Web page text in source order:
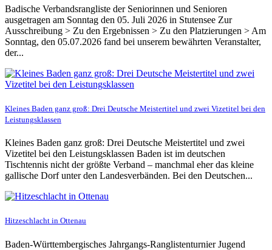
Badische Verbandsrangliste der Seniorinnen und Senioren
ausgetragen am Sonntag den 05. Juli 2026 in Stutensee Zur
Ausschreibung > Zu den Ergebnissen > Zu den Platzierungen > Am
Sonntag, den 05.07.2026 fand bei unserem bewährten Veranstalter,
der...
Kleines Baden ganz groß: Drei Deutsche Meistertitel und zwei Vizetitel bei den
Leistungsklassen
Kleines Baden ganz groß: Drei Deutsche Meistertitel und zwei
Vizetitel bei den Leistungsklassen Baden ist im deutschen
Tischtennis nicht der größte Verband – manchmal eher das kleine
gallische Dorf unter den Landesverbänden. Bei den Deutschen...
Hitzeschlacht in Ottenau
Baden-Württembergisches Jahrgangs-Ranglistenturnier Jugend